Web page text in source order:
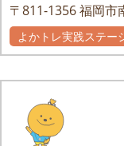
〒811-1356福岡市
よかトレ実践ステー